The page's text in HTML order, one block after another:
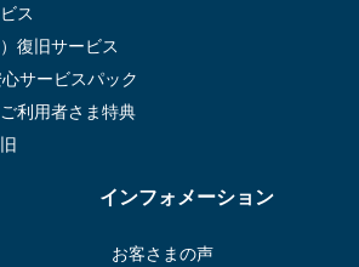
ス
復旧サービス
サービスパック
利⽤者さま特典
インフォメーション
お客さまの声